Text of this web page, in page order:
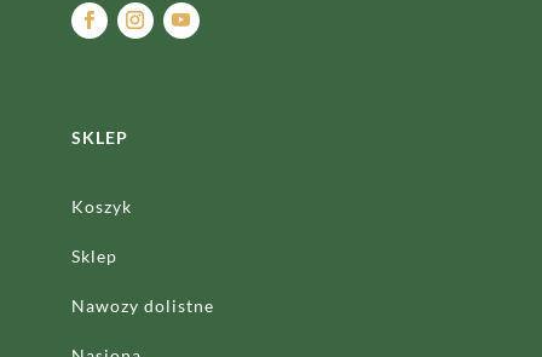
SKLEP
Koszyk
Sklep
Nawozy dolistne